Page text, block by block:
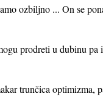
ozbiljno ... On se
prodreti u dubinu pa
trunčica optimizma,